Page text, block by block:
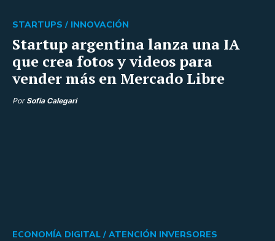
Startup argentina lanza una IA
que crea fotos y videos para
vender más en Mercado Libre
STARTUPS / INNOVACIÓN
Por Sofia Calegari
ECONOMÍA DIGITAL / ATENCIÓN INVERSORES